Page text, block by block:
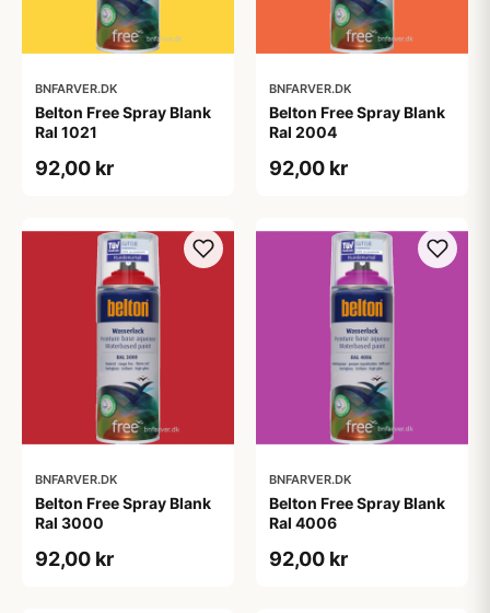
BNFARVER.DK
Belton Free Spray Blank
Ral 1021
92,00 kr
BNFARVER.DK
Belton Free Spray Blank
Ral 2004
92,00 kr
BNFARVER.DK
Belton Free Spray Blank
Ral 3000
92,00 kr
BNFARVER.DK
Belton Free Spray Blank
Ral 4006
92,00 kr